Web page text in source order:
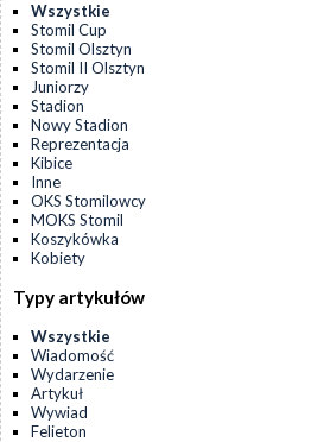
Wszystkie
Stomil Cup
Stomil Olsztyn
Stomil II Olsztyn
Juniorzy
Stadion
Nowy Stadion
Reprezentacja
Kibice
Inne
OKS Stomilowcy
MOKS Stomil
Koszykówka
Kobiety
Typy artykułów
Wszystkie
Wiadomość
Wydarzenie
Artykuł
Wywiad
Felieton